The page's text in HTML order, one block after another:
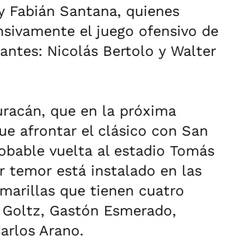
Fabián Santana, quienes
el juego ofensivo de
Nicolás Bertolo y Walter
que en la próxima
afrontar el clásico con San
vuelta al estadio Tomás
temor está instalado en las
que tienen cuatro
Gastón Esmerado,
Arano.